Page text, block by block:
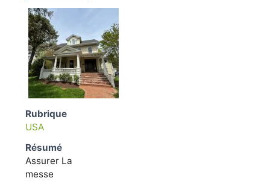
Rubrique
USA
Résumé
Assurer La
messe